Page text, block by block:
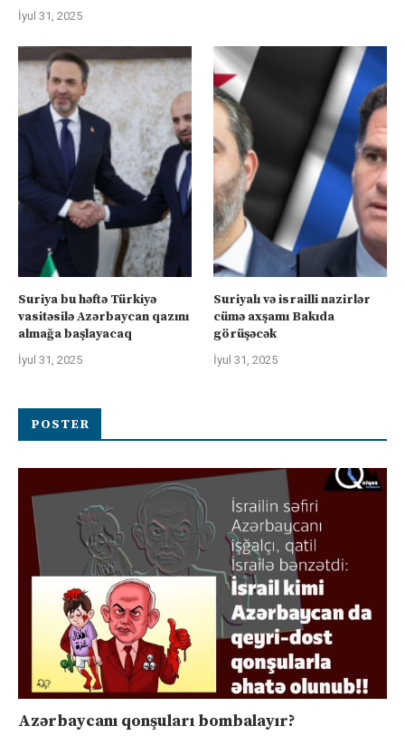
İyul 31, 2025
Suriya bu həftə Türkiyə
vasitəsilə Azərbaycan qazını
almağa başlayacaq
İyul 31, 2025
Suriyalı və israilli nazirlər
cümə axşamı Bakıda
görüşəcək
İyul 31, 2025
POSTER
Azərbaycanı qonşuları bombalayır?